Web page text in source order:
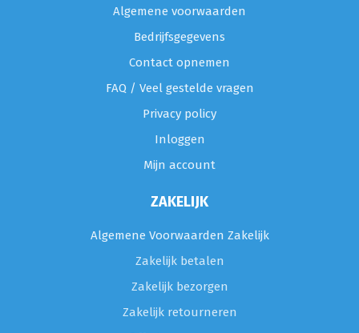
Algemene voorwaarden
Bedrijfsgegevens
Contact opnemen
FAQ / Veel gestelde vragen
Privacy policy
Inloggen
Mijn account
ZAKELIJK
Algemene Voorwaarden Zakelijk
Zakelijk betalen
Zakelijk bezorgen
Zakelijk retourneren